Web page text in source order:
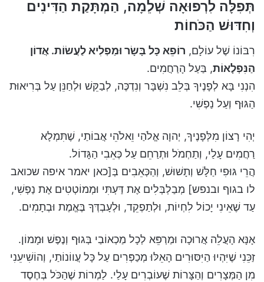
תְּפִלָּה לִרְפוּאָה שְׁלֵמָה, הַמְתָּקַת הַדִּינִים
וְחִדּוּשׁ הַכֹּחוֹת
רִבּוֹנוֹ שֶׁל עוֹלָם, רוֹפֵא כָּל בָּשָׂר וּמַפְלִיא לַעֲשׂוֹת. אֲדוֹן
הַנִּפְלָאוֹת, בַּעַל הָרַחֲמִים.
הִנְנִי בָּא לְפָנֶיךָ בְּלֵב נִשְׁבָּר וְנִדְכֶּה, לְבַקֵּשׁ וּלְחַנֵּן עַל בְּרִיאוּת
הַגּוּף וְעַל נַפְשִׁי.
יְהִי רָצוֹן מִלְּפָנֶיךָ, יְהוָה אֱלֹהַי וֵאלֹהֵי אֲבוֹתַי, שֶׁתִּמְלָא
רַחֲמִים עָלַי, וְתַחְמֹל וּתְרַחֵם עַל כְּאֵבִי הַגָּדוֹל.
הֲרֵי גּוּפִי חַלָּשׁ וְתָשׁוּשׁ, וְהַכְּאֵבִים בְּ[כאן יאמר איפה שכואב
לו בגוף ובנפש] מְבַלְבְּלִים אֶת דַּעְתִּי וּמְמוֹטְטִים אֶת נַפְשִׁי,
עַד שֶׁאֵינִי יָכוֹל לִחְיוֹת, וּלְתַפְקֵד, וּלְעָבְדְּךָ בֶּאֱמֶת וּבְתָמִים.
אָנָּא הָעֲלֵה אֲרוּכָה וּמַרְפֵּא לְכָל מַכְאוֹבַי בְּגוּף וְנֶפֶשׁ וּמָמוֹן.
זַכֵּנִי שֶׁיִּהְיוּ הַיִּסּוּרִים הָאֵלּוּ מְכַפְּרִים עַל כָּל עֲווֹנוֹתַי, וְהוֹשִׁיעֵנִי
מִן הַמְּצָרִים וְהַצָּרוֹת שֶׁעוֹבְרִים עָלַי. לַמְרוֹת שֶׁהַכֹּל בְּחֶסֶד